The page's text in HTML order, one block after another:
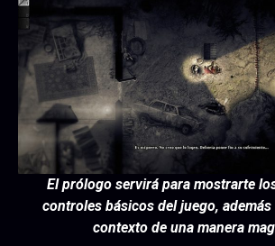
El prólogo servirá para mostrarte
controles básicos del juego, además
contexto de una manera